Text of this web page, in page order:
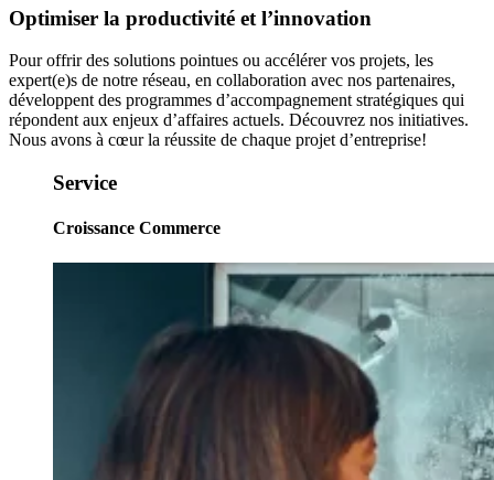
Optimiser la productivité et l’innovation
Pour offrir des solutions pointues ou accélérer vos projets, les
expert(e)s de notre réseau, en collaboration avec nos partenaires,
développent des programmes d’accompagnement stratégiques qui
répondent aux enjeux d’affaires actuels. Découvrez nos initiatives.
Nous avons à cœur la réussite de chaque projet d’entreprise!
Service
Croissance Commerce